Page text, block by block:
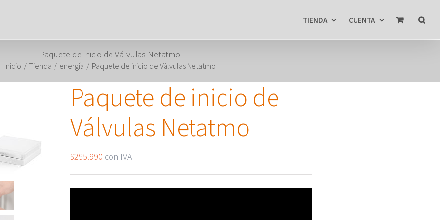
TIENDA CUENTA
Paquete de inicio de Válvulas Netatmo
Inicio / Tienda / energía / Paquete de inicio de Válvulas Netatmo
Paquete de inicio de
Válvulas Netatmo
$295.990 con IVA